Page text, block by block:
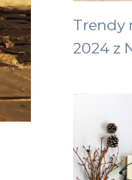
Trendy
2024 z